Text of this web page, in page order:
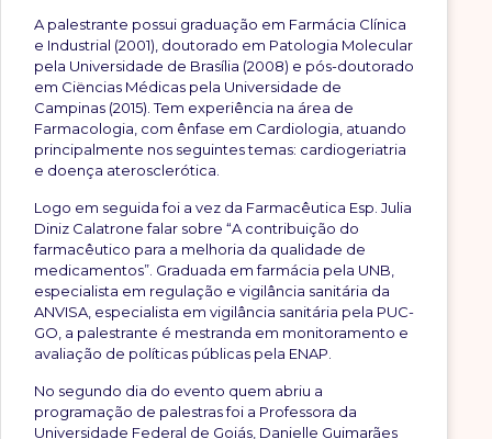
A palestrante possui graduação em Farmácia Clínica
e Industrial (2001), doutorado em Patologia Molecular
pela Universidade de Brasília (2008) e pós-doutorado
em Ciëncias Médicas pela Universidade de
Campinas (2015). Tem experiência na área de
Farmacologia, com ênfase em Cardiologia, atuando
principalmente nos seguintes temas: cardiogeriatria
e doença aterosclerótica.
Logo em seguida foi a vez da Farmacêutica Esp. Julia
Diniz Calatrone falar sobre “A contribuição do
farmacêutico para a melhoria da qualidade de
medicamentos”. Graduada em farmácia pela UNB,
especialista em regulação e vigilância sanitária da
ANVISA, especialista em vigilância sanitária pela PUC-
GO, a palestrante é mestranda em monitoramento e
avaliação de políticas públicas pela ENAP.
No segundo dia do evento quem abriu a
programação de palestras foi a Professora da
Universidade Federal de Goiás, Danielle Guimarães